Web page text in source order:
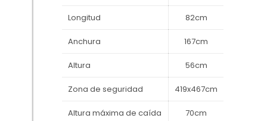
Longitud 82cm
Anchura 167cm
Altura 56cm
Zona de seguridad 419x467cm
Altura máxima de caída 70cm